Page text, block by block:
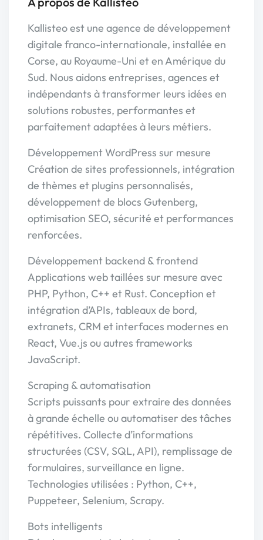
Kallisteo est une agence de développement
digitale franco-internationale, installée en
Corse, au Royaume-Uni et en Amérique du
Sud. Nous aidons entreprises, agences et
indépendants à transformer leurs idées en
solutions robustes, performantes et
parfaitement adaptées à leurs métiers.
Développement WordPress sur mesure
Création de sites professionnels, intégration
de thèmes et plugins personnalisés,
développement de blocs Gutenberg,
optimisation SEO, sécurité et performances
renforcées.
Développement backend & frontend
Applications web taillées sur mesure avec
PHP, Python, C++ et Rust. Conception et
intégration d’APIs, tableaux de bord,
extranets, CRM et interfaces modernes en
React, Vue.js ou autres frameworks
JavaScript.
Scraping & automatisation
Scripts puissants pour extraire des données
à grande échelle ou automatiser des tâches
répétitives. Collecte d’informations
structurées (CSV, SQL, API), remplissage de
formulaires, surveillance en ligne.
Technologies utilisées : Python, C++,
Puppeteer, Selenium, Scrapy.
Bots intelligents